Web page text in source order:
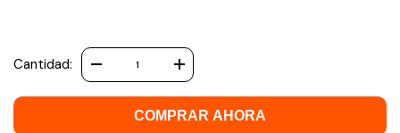
Cantidad:
COMPRAR AHORA